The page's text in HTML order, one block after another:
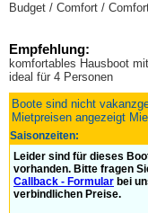
Budget / Comfort /
Empfehlung:
komfortables Hausboot
ideal für 4 Personen
Boote sind nicht
Mietpreisen angezeigt
Saisonzeiten:
Leider sind für dieses
vorhanden. Bitte fragen
Callback - Formular bei
verbindlichen Preise.